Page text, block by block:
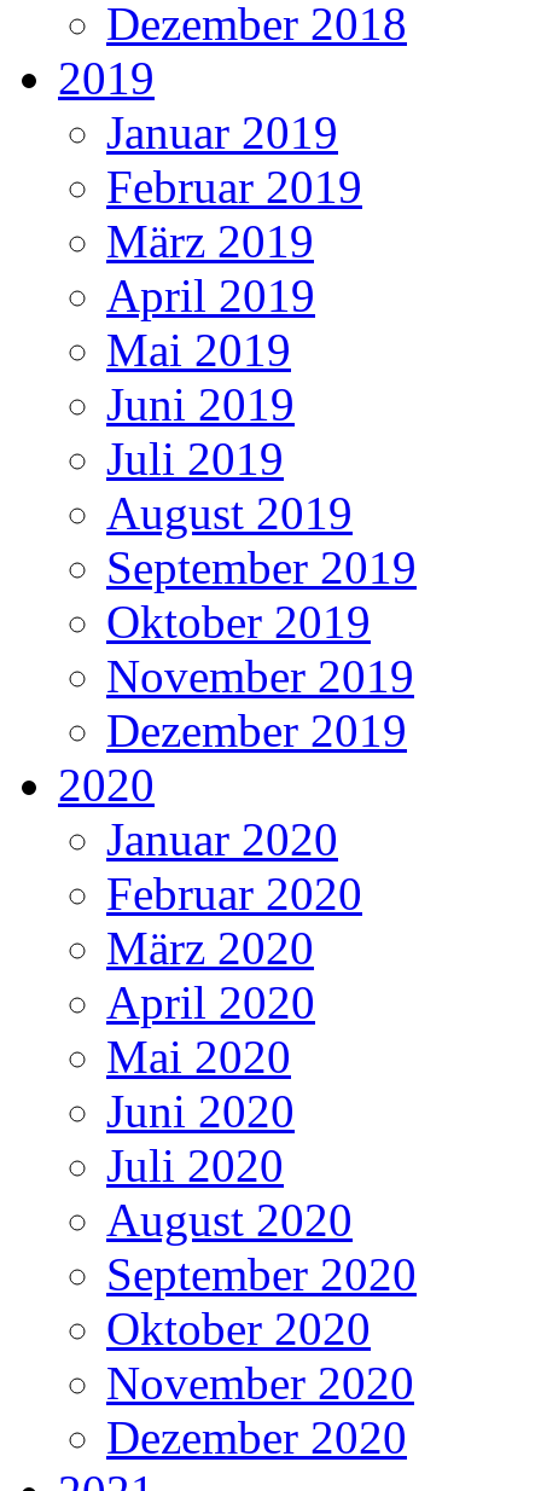
Dezember 2018
2019
Januar 2019
Februar 2019
März 2019
April 2019
Mai 2019
Juni 2019
Juli 2019
August 2019
September 2019
Oktober 2019
November 2019
Dezember 2019
2020
Januar 2020
Februar 2020
März 2020
April 2020
Mai 2020
Juni 2020
Juli 2020
August 2020
September 2020
Oktober 2020
November 2020
Dezember 2020